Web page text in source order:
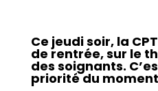
Ce jeudi soir, la
de rentrée, sur le
des soignants.
priorité du